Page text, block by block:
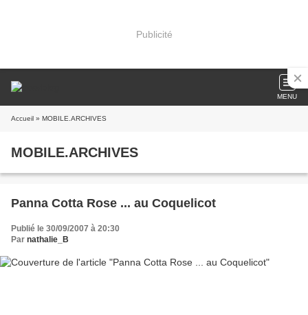
Publicité
MENU
Accueil » MOBILE.ARCHIVES
MOBILE.ARCHIVES
Panna Cotta Rose ... au Coquelicot
Publié le 30/09/2007 à 20:30
Par nathalie_B